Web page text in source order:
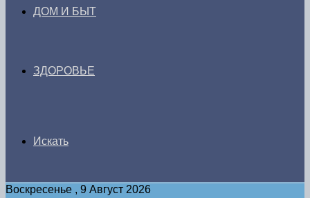
ДОМ И БЫТ
ЗДОРОВЬЕ
Искать
Воскресенье , 9 Август 2026